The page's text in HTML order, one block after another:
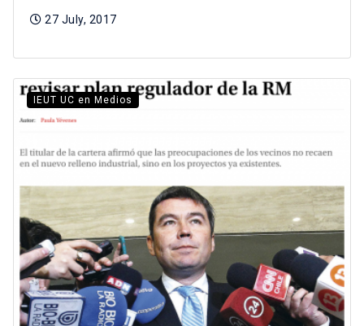
27 July, 2017
IEUT UC en Medios